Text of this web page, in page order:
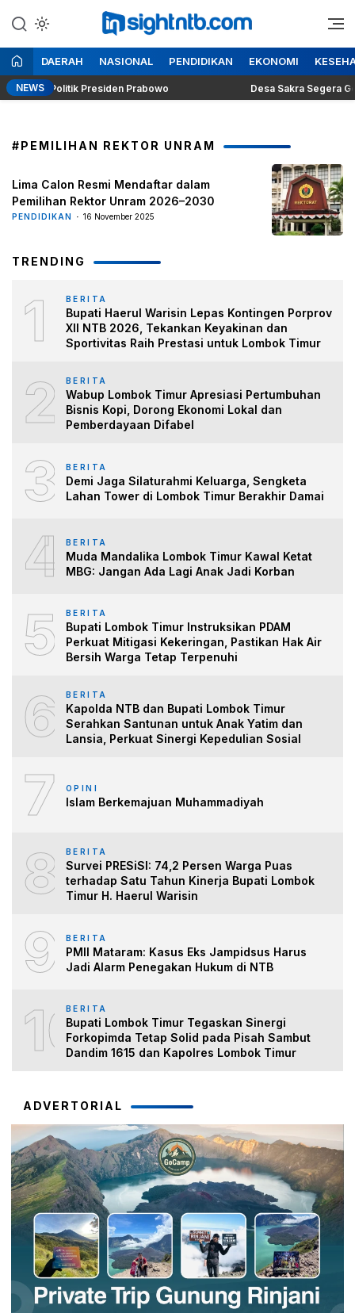
ke
konten
Insight NTB
Berita Seputar NTB
DAERAH NASIONAL PENDIDIKAN EKONOMI
NEWSPolitik Presiden Prabowo Desa Sakra Segera
#PEMILIHAN REKTOR UNRAM
Lima Calon Resmi Mendaftar dalam
Pemilihan Rektor Unram 2026–2030
PENDIDIKAN 16 November 2025
TRENDING
1 BERITA
Bupati Haerul Warisin Lepas Kontingen Porprov
XII NTB 2026, Tekankan Keyakinan dan
Sportivitas Raih Prestasi untuk Lombok Timur
2 BERITA
Wabup Lombok Timur Apresiasi Pertumbuhan
Bisnis Kopi, Dorong Ekonomi Lokal dan
Pemberdayaan Difabel
3 BERITA
Demi Jaga Silaturahmi Keluarga, Sengketa
Lahan Tower di Lombok Timur Berakhir Damai
4 BERITA
Muda Mandalika Lombok Timur Kawal Ketat
MBG: Jangan Ada Lagi Anak Jadi Korban
5 BERITA
Bupati Lombok Timur Instruksikan PDAM
Perkuat Mitigasi Kekeringan, Pastikan Hak Air
Bersih Warga Tetap Terpenuhi
6 BERITA
Kapolda NTB dan Bupati Lombok Timur
Serahkan Santunan untuk Anak Yatim dan
Lansia, Perkuat Sinergi Kepedulian Sosial
7 OPINI
Islam Berkemajuan Muhammadiyah
8 BERITA
Survei PRESiSI: 74,2 Persen Warga Puas
terhadap Satu Tahun Kinerja Bupati Lombok
Timur H. Haerul Warisin
9 BERITA
PMII Mataram: Kasus Eks Jampidsus Harus
Jadi Alarm Penegakan Hukum di NTB
10BERITA
Bupati Lombok Timur Tegaskan Sinergi
Forkopimda Tetap Solid pada Pisah Sambut
Dandim 1615 dan Kapolres Lombok Timur
ADVERTORIAL